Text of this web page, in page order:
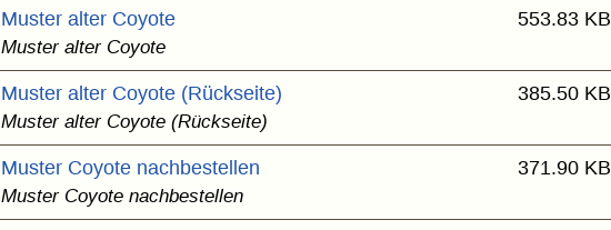
Muster alter Coyote
Muster alter Coyote
553.83 KB
Muster alter Coyote (Rückseite)
Muster alter Coyote (Rückseite)
385.50 KB
Muster Coyote nachbestellen
Muster Coyote nachbestellen
371.90 KB